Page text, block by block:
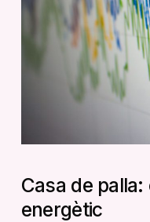
Casa de
energètic